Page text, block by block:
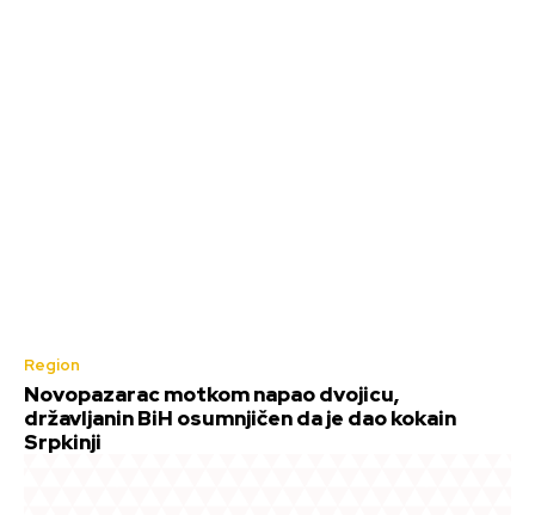
Region
Novopazarac motkom napao dvojicu,
državljanin BiH osumnjičen da je dao kokain
Srpkinji